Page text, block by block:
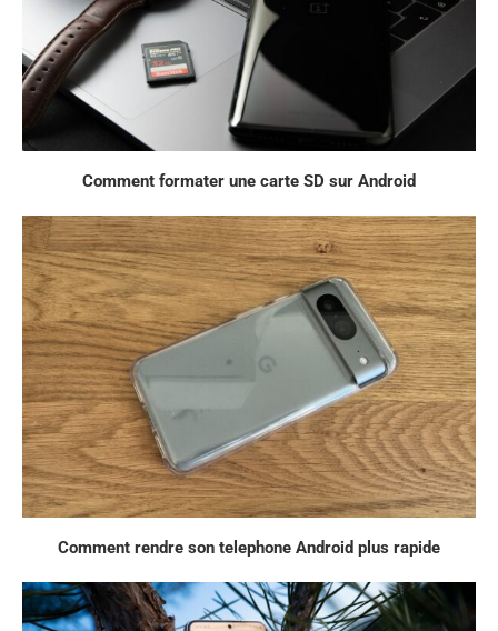
Comment formater une carte SD sur Android
Comment rendre son telephone Android plus rapide